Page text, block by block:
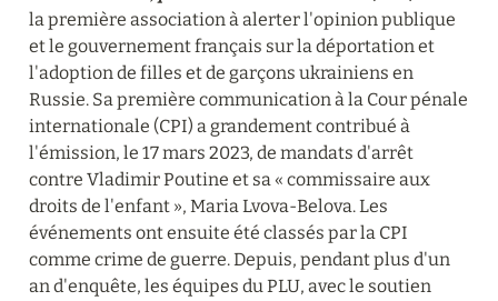
la première association à alerter l'opinion publique
et le gouvernement français sur la déportation et
l'adoption de filles et de garçons ukrainiens en
Russie. Sa première communication à la Cour pénale
internationale (CPI) a grandement contribué à
l'émission, le 17 mars 2023, de mandats d'arrêt
contre Vladimir Poutine et sa « commissaire aux
droits de l'enfant », Maria Lvova-Belova. Les
événements ont ensuite été classés par la CPI
comme crime de guerre. Depuis, pendant plus d'un
an d'enquête, les équipes du PLU, avec le soutien